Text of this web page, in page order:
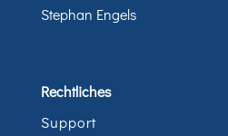
Stephan Engels
Rechtliches
Support